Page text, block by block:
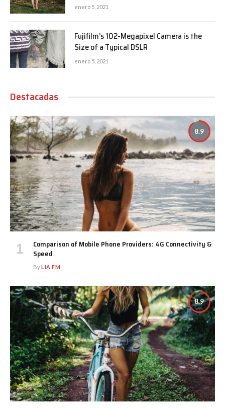
enero 5, 2021
Fujifilm’s 102-Megapixel Camera is the
Size of a Typical DSLR
enero 5, 2021
Destacadas
8.9
Comparison of Mobile Phone Providers: 4G Connectivity &
Speed
ByLIA FM
8.9